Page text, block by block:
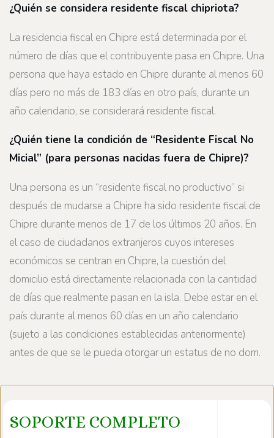
¿Quién se considera residente fiscal chipriota?
La residencia fiscal en Chipre está determinada por el
número de días que el contribuyente pasa en Chipre. Una
persona que haya estado en Chipre durante al menos 60
días pero no más de 183 días en otro país, durante un
año calendario, se considerará residente fiscal.
¿Quién tiene la condición de “Residente Fiscal No
Micial” (para personas nacidas fuera de Chipre)?
Una persona es un “residente fiscal no productivo” si
después de mudarse a Chipre ha sido residente fiscal de
Chipre durante menos de 17 de los últimos 20 años. En
el caso de ciudadanos extranjeros cuyos intereses
económicos se centran en Chipre, la cuestión del
domicilio está directamente relacionada con la cantidad
de días que realmente pasan en la isla. Debe estar en el
país durante al menos 60 días en un año calendario
(sujeto a las condiciones establecidas anteriormente)
antes de que se le pueda otorgar un estatus de no dom.
SOPORTE COMPLETO